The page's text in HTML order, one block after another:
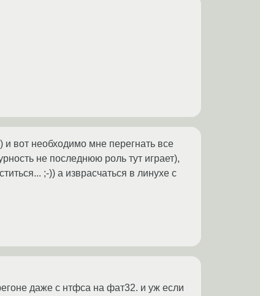
вот необходимо мне перегнать все
не последнюю роль тут играет),
;-)) а изврасчаться в линухе с
даже с нтфса на фат32. и уж если